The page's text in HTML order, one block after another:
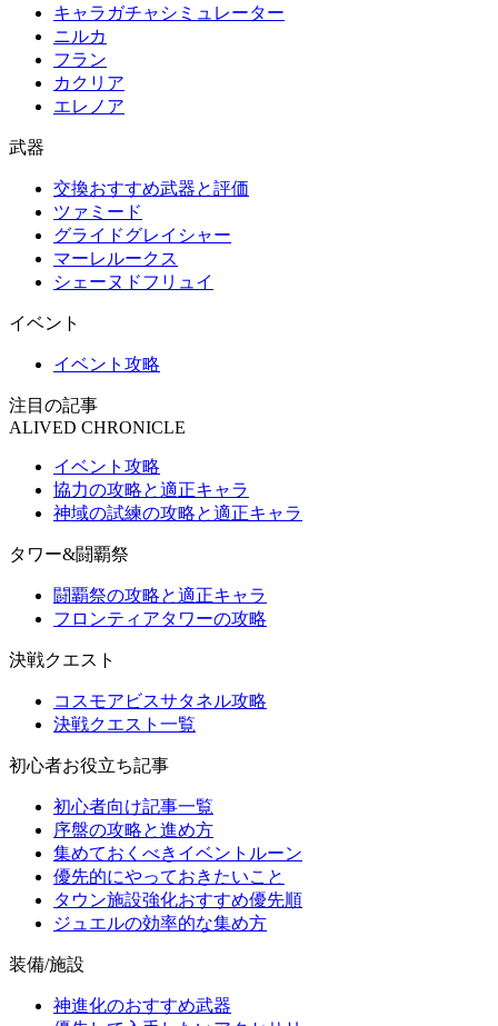
キャラガチャシミュレーター
ニルカ
フラン
カクリア
エレノア
武器
交換おすすめ武器と評価
ツァミード
グライドグレイシャー
マーレルークス
シェーヌドフリュイ
イベント
イベント攻略
注目の記事
ALIVED CHRONICLE
イベント攻略
協力の攻略と適正キャラ
神域の試練の攻略と適正キャラ
タワー&闘覇祭
闘覇祭の攻略と適正キャラ
フロンティアタワーの攻略
決戦クエスト
コスモアビスサタネル攻略
決戦クエスト一覧
初心者お役立ち記事
初心者向け記事一覧
序盤の攻略と進め方
集めておくべきイベントルーン
優先的にやっておきたいこと
タウン施設強化おすすめ優先順
ジュエルの効率的な集め方
装備/施設
神進化のおすすめ武器